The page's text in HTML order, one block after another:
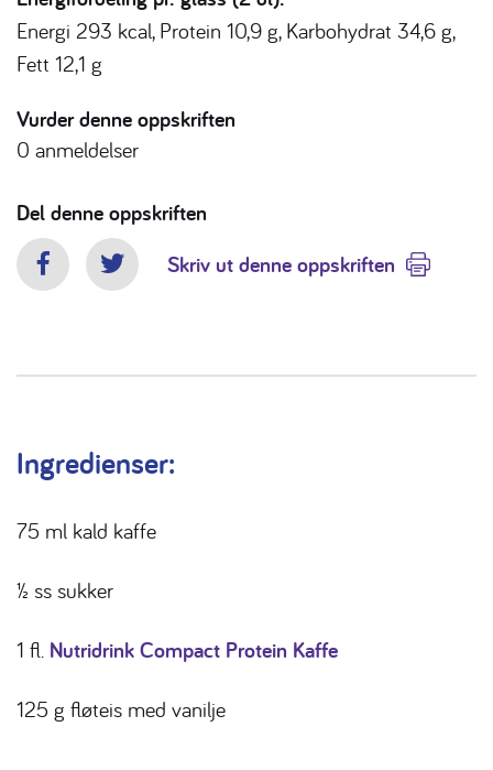
Energi 293 kcal, Protein 10,9 g, Karbohydrat 34,6 g,
Fett 12,1 g
Vurder denne oppskriften
0 anmeldelser
Del denne oppskriften
FacebookTwitterSkriv ut denne oppskriften
Ingredienser:
75 ml kald kaffe
½ ss sukker
1 fl. Nutridrink Compact Protein Kaffe
125 g fløteis med vanilje